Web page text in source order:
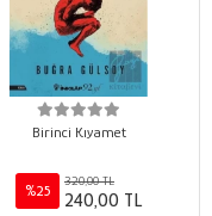
Birinci Kıyamet
%25
320,00 TL
240,00 TL